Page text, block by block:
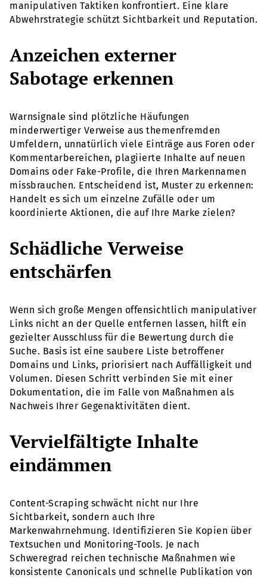
manipulativen Taktiken konfrontiert. Eine klare
Abwehrstrategie schützt Sichtbarkeit und Reputation.
Anzeichen externer
Sabotage erkennen
Warnsignale sind plötzliche Häufungen
minderwertiger Verweise aus themenfremden
Umfeldern, unnatürlich viele Einträge aus Foren oder
Kommentarbereichen, plagiierte Inhalte auf neuen
Domains oder Fake-Profile, die Ihren Markennamen
missbrauchen. Entscheidend ist, Muster zu erkennen:
Handelt es sich um einzelne Zufälle oder um
koordinierte Aktionen, die auf Ihre Marke zielen?
Schädliche Verweise
entschärfen
Wenn sich große Mengen offensichtlich manipulativer
Links nicht an der Quelle entfernen lassen, hilft ein
gezielter Ausschluss für die Bewertung durch die
Suche. Basis ist eine saubere Liste betroffener
Domains und Links, priorisiert nach Auffälligkeit und
Volumen. Diesen Schritt verbinden Sie mit einer
Dokumentation, die im Falle von Maßnahmen als
Nachweis Ihrer Gegenaktivitäten dient.
Vervielfältigte Inhalte
eindämmen
Content-Scraping schwächt nicht nur Ihre
Sichtbarkeit, sondern auch Ihre
Markenwahrnehmung. Identifizieren Sie Kopien über
Textsuchen und Monitoring-Tools. Je nach
Schweregrad reichen technische Maßnahmen wie
konsistente Canonicals und schnelle Publikation von